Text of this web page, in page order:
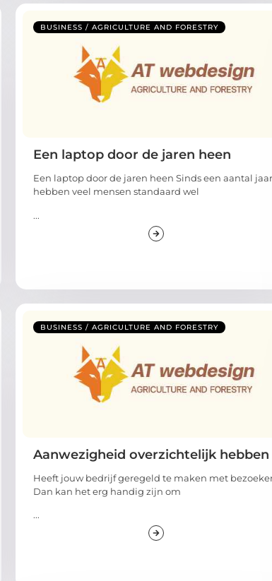
BUSINESS / AGRICULTURE AND FORESTRY
Een laptop door de jaren heen
Een laptop door de jaren heen Sinds een aantal jaar
hebben veel mensen standaard wel
...
BUSINESS / AGRICULTURE AND FORESTRY
Aanwezigheid overzichtelijk hebben
Heeft jouw bedrijf geregeld te maken met
Dan kan het erg handig zijn om
...